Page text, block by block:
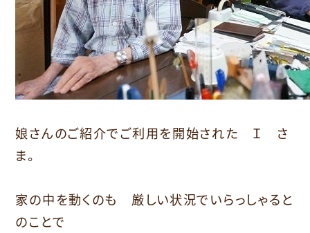
娘さんのご紹介でご利用を開始された Ｉ さ
ま。
家の中を動くのも 厳しい状況でいらっしゃると
のことで